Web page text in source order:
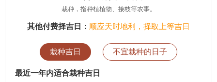
栽种，指种植植物、接枝等农事。
其他付费择吉日： 顺应天时地利，择取上等吉日
栽种吉日 不宜栽种的日子
最近一年内适合栽种吉日